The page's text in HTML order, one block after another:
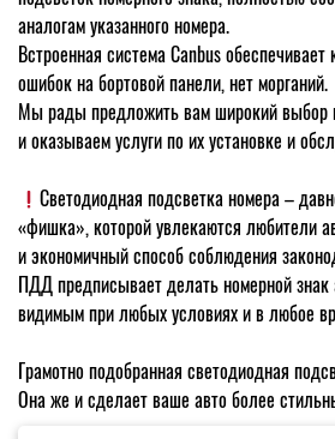
аналогам указанного номера.
Встроенная система Canbus
ошибок на бортовой панели, нет морганий.
Мы рады предложить вам широкий выбор
и оказываем услуги по их установке и
Светодиодная подсветка номера –
«фишка», которой увлекаются любители
и экономичный способ соблюдения
ПДД предписывает делать номерной
видимым при любых условиях и в любое
Грамотно подобранная светодиодная
Она же и сделает ваше авто более